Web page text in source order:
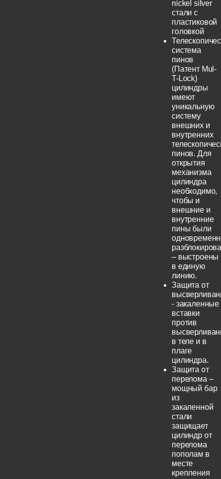
nickel silver
стали с
пластиковой
головкой
система
пинов
(Патент Mul-
T-Lock)
цилиндры
имеют
уникальную
систему
внешних и
внутренних
пинов. Для
открытия
механизма
цилиндра
необходимо,
чтобы и
внешние и
внутренние
пины были
– выстроены
в единую
линию.
Защита от
- закаленные
вставки
против
в теле и в
плаге
цилиндра.
Защита от
перелома –
мощный бар
из
закаленной
стали
защищает
цилиндр от
перелома
пополам в
месте
крепления